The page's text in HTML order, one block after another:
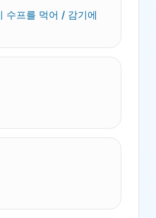
수프를 먹어 / 감기에